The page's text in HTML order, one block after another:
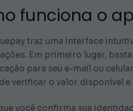
funciona o
traz uma interface
Em primeiro lugar,
para seu e-mail ou
verificar o valor disponível
você confirma sua